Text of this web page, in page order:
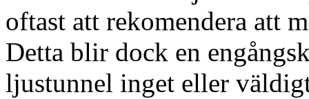
oftast att rekomendera att
Detta blir dock en
ljustunnel inget eller